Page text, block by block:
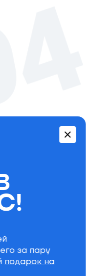
за пару
подарок на